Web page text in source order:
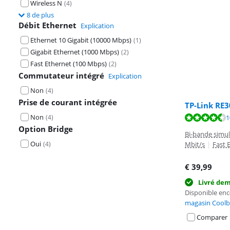
Wireless N (4)
8 de plus
Débit Ethernet Explication
Ethernet 10 Gigabit (10000 Mbps) (1)
Gigabit Ethernet (1000 Mbps) (2)
Fast Ethernet (100 Mbps) (2)
Commutateur intégré Explication
Non (4)
Prise de courant intégrée
Non (4)
Option Bridge
Oui (4)
TP-Link
La note est de
Bi-bande
Mbit/s | Fast
€ 39,99
Livré
Disponible
magasin
Comparer
La note est de